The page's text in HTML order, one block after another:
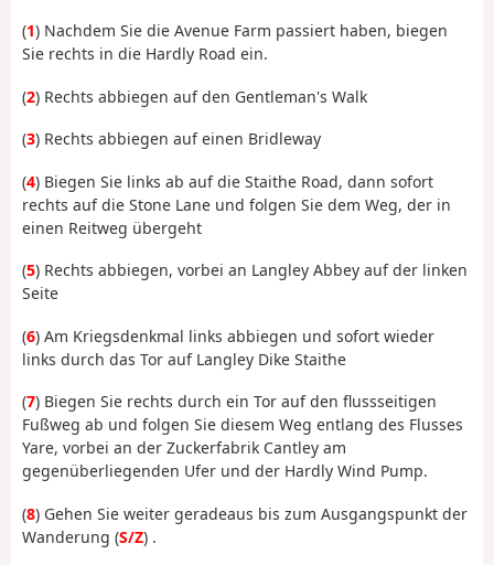
(1) Nachdem Sie die Avenue Farm passiert haben, biegen
Sie rechts in die Hardly Road ein.
(2) Rechts abbiegen auf den Gentleman's Walk
(3) Rechts abbiegen auf einen Bridleway
(4) Biegen Sie links ab auf die Staithe Road, dann sofort
rechts auf die Stone Lane und folgen Sie dem Weg, der in
einen Reitweg übergeht
(5) Rechts abbiegen, vorbei an Langley Abbey auf der linken
Seite
(6) Am Kriegsdenkmal links abbiegen und sofort wieder
links durch das Tor auf Langley Dike Staithe
(7) Biegen Sie rechts durch ein Tor auf den flussseitigen
Fußweg ab und folgen Sie diesem Weg entlang des Flusses
Yare, vorbei an der Zuckerfabrik Cantley am
gegenüberliegenden Ufer und der Hardly Wind Pump.
(8) Gehen Sie weiter geradeaus bis zum Ausgangspunkt der
Wanderung (S/Z) .